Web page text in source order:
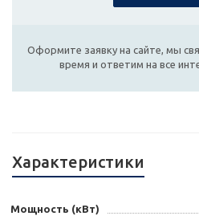
Оформите заявку на сайте, мы
время и ответим на все
Характеристики
Мощность (кВт)